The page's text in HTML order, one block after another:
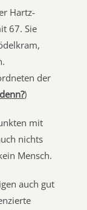
Hartz-
67. Sie
der
)
mit
nichts
Mensch.
auch gut